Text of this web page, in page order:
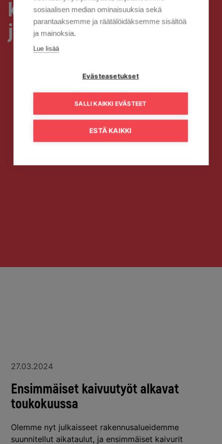
kampanjahinnat ovat nyt
julki
27.03.2024
Ensimmäiset kaivuutyöt alkavat
toukokuussa
Olemme nyt julkaisseet rakennusalueidemme
suunnitellut aikataulut, ja ensimmäiset kaivurit
sosiaalisen median ominaisuuksia sekä
parantaaksemme ja räätälöidäksemme sisältöä
ja mainoksia.
Lue lisää
Evästeasetukset
SALLI KAIKKI EVÄSTEET
ESTÄ KAIKKI